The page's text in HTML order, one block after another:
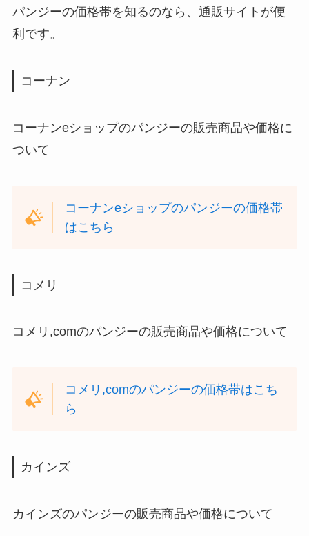
パンジーの価格帯を知るのなら、通販サイトが便
利です。
コーナン
コーナンeショップのパンジーの販売商品や価格に
ついて
コーナンeショップのパンジーの価格帯
はこちら
コメリ
コメリ,comのパンジーの販売商品や価格について
コメリ,comのパンジーの価格帯はこち
ら
カインズ
カインズのパンジーの販売商品や価格について